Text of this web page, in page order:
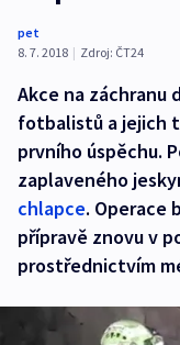
pet
8. 7. 2018 | Zdroj: ČT24
Akce na záchranu
fotbalistů a jejich
prvního úspěchu.
zaplaveného
chlapce. Operace
přípravě znovu v
prostřednictvím